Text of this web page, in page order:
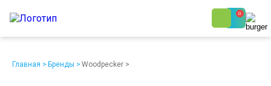
0
Ежедневно с 9:00 до 19:00
Главная > Бренды > Woodpecker >